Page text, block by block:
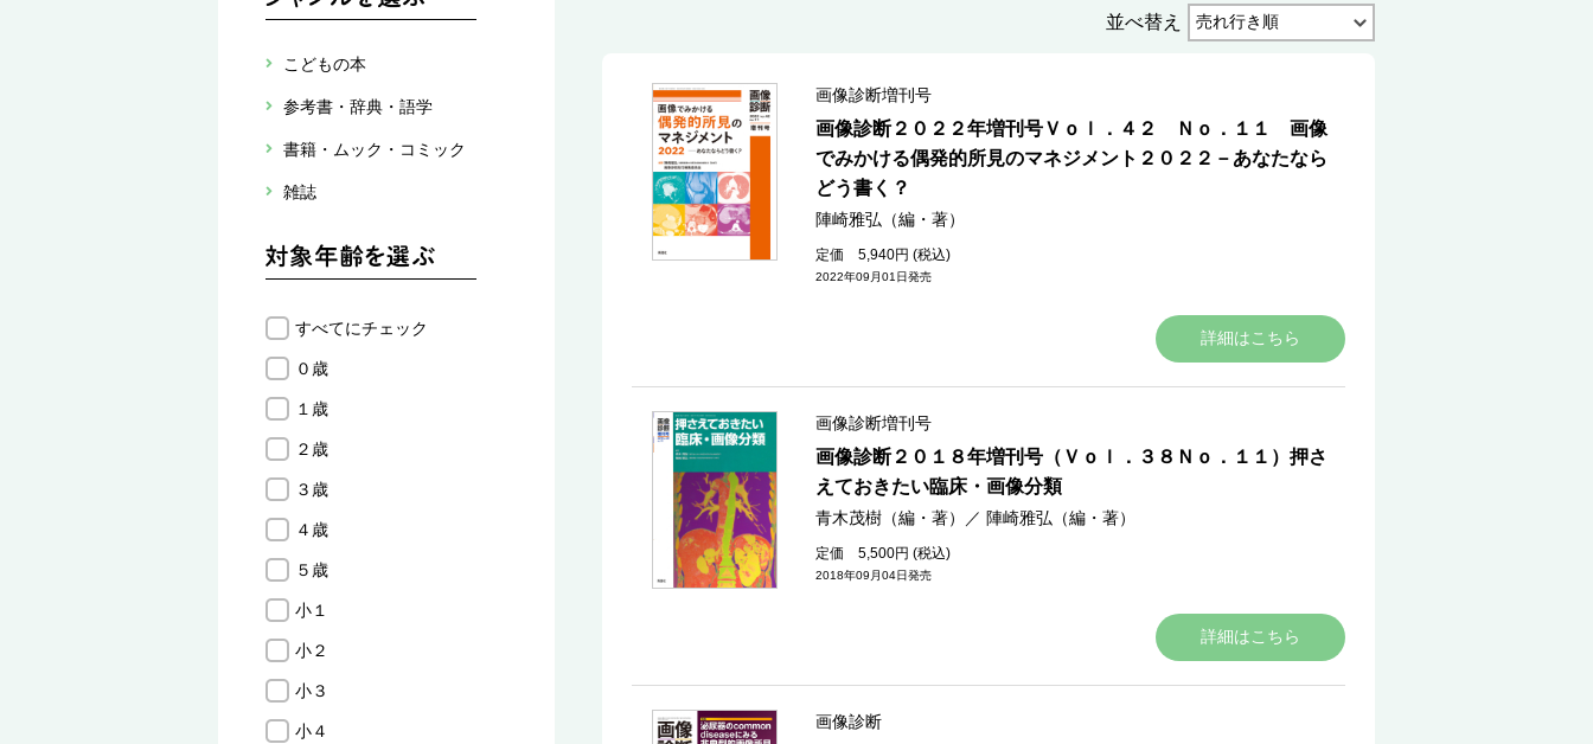
こどもの本
参考書・辞典・語学
書籍・ムック・コミック
雑誌
すべてにチェック
０歳
１歳
２歳
３歳
４歳
５歳
小１
小２
小３
小４
並べ替え
画像診断増刊号
画像診断２０２２年増刊号Ｖｏｌ．４２ Ｎｏ．１１ 画像
でみかける偶発的所見のマネジメント２０２２－あなたなら
どう書く？
陣崎雅弘（編・著）
定価 5,940円 (税込)
2022年09月01日発売
詳細はこちら
画像診断増刊号
画像診断２０１８年増刊号（Ｖｏｌ．３８Ｎｏ．１１）押さ
えておきたい臨床・画像分類
青木茂樹（編・著） ／ 陣崎雅弘（編・著）
定価 5,500円 (税込)
2018年09月04日発売
詳細はこちら
画像診断